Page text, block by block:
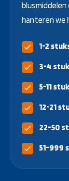
blusmiddelen
hanteren we
1-2
3-4
5-11
12-21
22-50
51-999